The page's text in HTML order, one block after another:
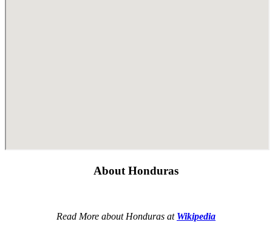
About Honduras
Read More about Honduras at Wikipedia